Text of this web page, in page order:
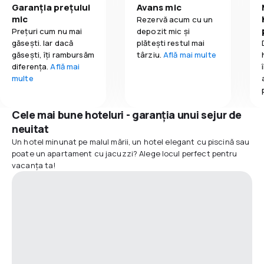
Garanția prețului
mic
Prețuri cum nu mai
găsești. Iar dacă
găseşti, îți rambursăm
diferența.Află mai
multe
Avans mic
Rezervă acum cu un
depozit mic și
plătești restul mai
târziu.Află mai multe
Cele mai bune hoteluri - garanția unui sejur de
neuitat
Un hotel minunat pe malul mării, un hotel elegant cu piscină sau
poate un apartament cu jacuzzi? Alege locul perfect pentru
vacanța ta!